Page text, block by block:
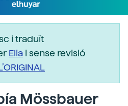
i traduït
Elia i sense revisió
Mössbauer